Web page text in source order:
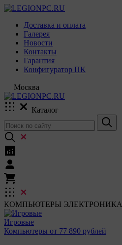
Доставка и оплата
Галерея
Новости
Контакты
Гарантия
Конфигуратор ПК
Москва
Каталог
КОМПЬЮТЕРЫ ЭЛЕКТРОНИКА
Игровые
Компьютеры от 77 890 рублей